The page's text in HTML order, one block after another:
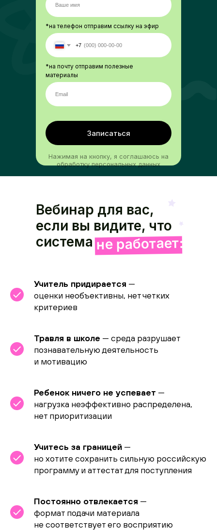
*на телефон отправим ссылку на эфир
+7
*на почту отправим полезные
материалы
Записаться
Нажимая на кнопку, я соглашаюсь на
обработкуперсональных данных
Вебинар для вас,
если вы видите, что
система не работает:
Учитель придирается —
оценки необъективны, нет четких
критериев
Травля в школе — среда разрушает
познавательную деятельность
и мотивацию
Ребенок ничего не успевает —
нагрузка неэффективно распределена,
нет приоритизации
Учитесь за границей —
но хотите сохранить сильную российскую
программу и аттестат для поступления
Постоянно отвлекается —
формат подачи материала
не соответствует его восприятию